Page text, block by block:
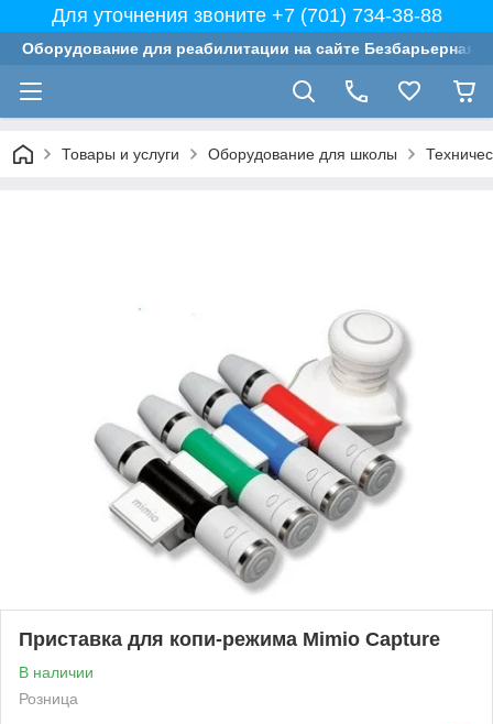
Для уточнения звоните +7 (701) 734-38-88
Оборудование для реабилитации на сайте Безбарьерная
Товары и услуги Оборудование для школы
Приставка для копи-режима Mimio Capture
В наличии
Розница